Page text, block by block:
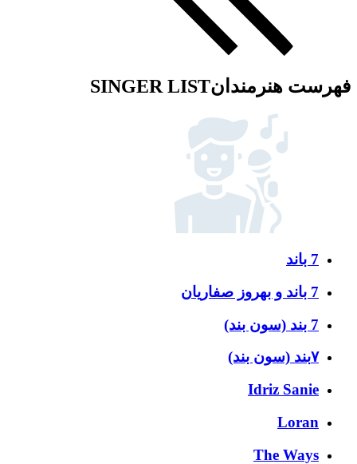
فهرست هنرمندانSINGER LIST
7 باند
7 باند و بهروز صفاریان
7 بند (سون بند)
۷بند (سون بند)
Idriz Sanie
Loran
The Ways